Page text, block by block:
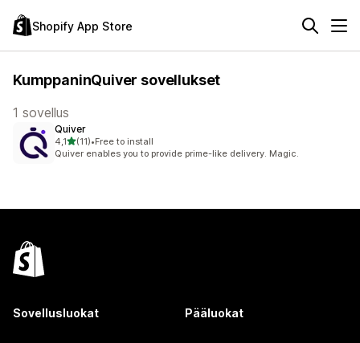
Shopify App Store
KumppaninQuiver sovellukset
1 sovellus
Quiver
4,1/ 5 tähteä
(11)
11 arvostelua yhteensä
•Free to install
Quiver enables you to provide prime-like delivery. Magic.
Sovellusluokat Pääluokat